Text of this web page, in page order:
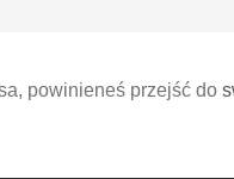
powinieneś przejść do